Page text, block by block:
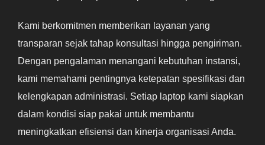
Kami berkomitmen memberikan layanan yang
transparan sejak tahap konsultasi hingga pengiriman.
Dengan pengalaman menangani kebutuhan instansi,
kami memahami pentingnya ketepatan spesifikasi dan
kelengkapan administrasi. Setiap laptop kami siapkan
dalam kondisi siap pakai untuk membantu
meningkatkan efisiensi dan kinerja organisasi Anda.